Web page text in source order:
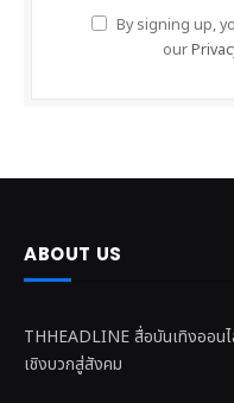
By signing up,
our
ABOUT US
THHEADLINE สื่อบันเทิงออน
เชิงบวกสู่สังคม